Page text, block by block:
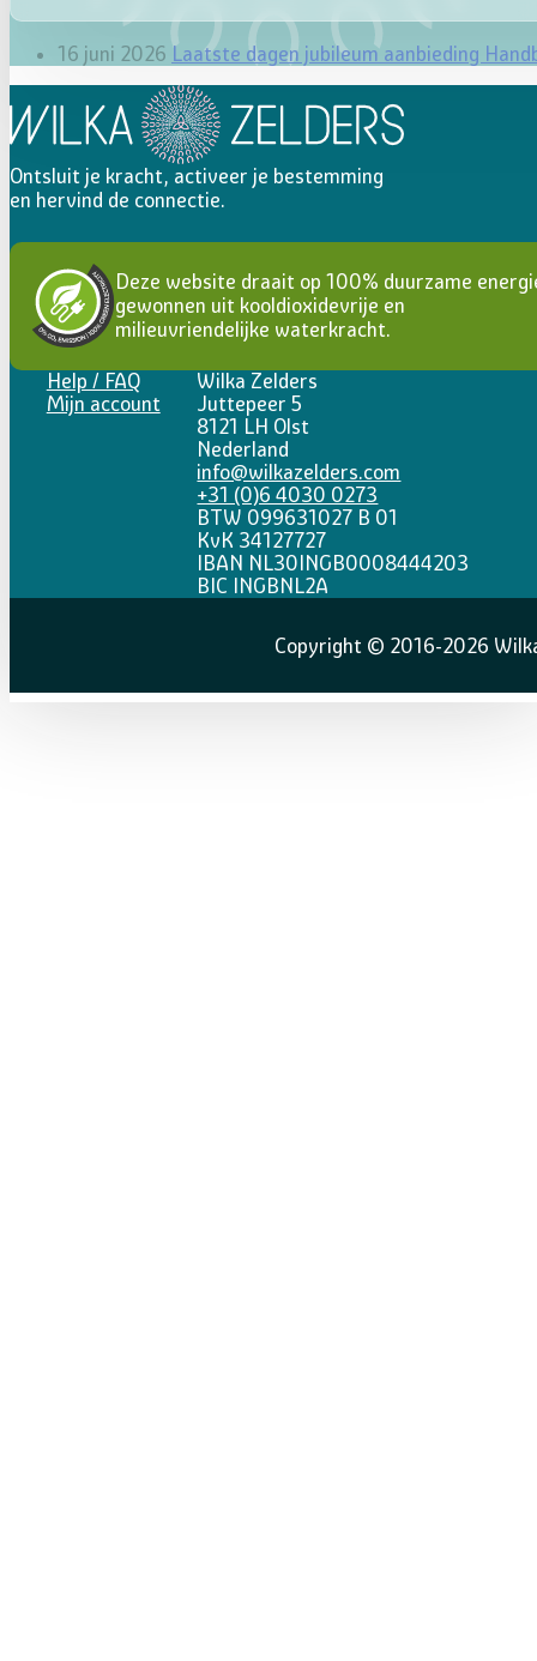
16 juni 2026 Laatste dagen jubileum aanbieding
Ontsluit je kracht, activeer je bestemming
en hervind de connectie.
Deze website draait op 100% duurzame
gewonnen uit kooldioxidevrije en
milieuvriendelijke waterkracht.
Help / FAQ
Mijn account
Wilka Zelders
Juttepeer 5
8121 LH Olst
Nederland
info@wilkazelders.com
+31 (0)6 4030 0273
BTW 099631027 B 01
KvK 34127727
IBAN NL30INGB0008444203
BIC INGBNL2A
Copyright © 2016-2026